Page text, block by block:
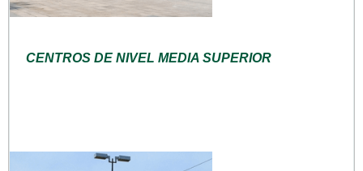
CENTROS DE NIVEL MEDIA SUPERIOR